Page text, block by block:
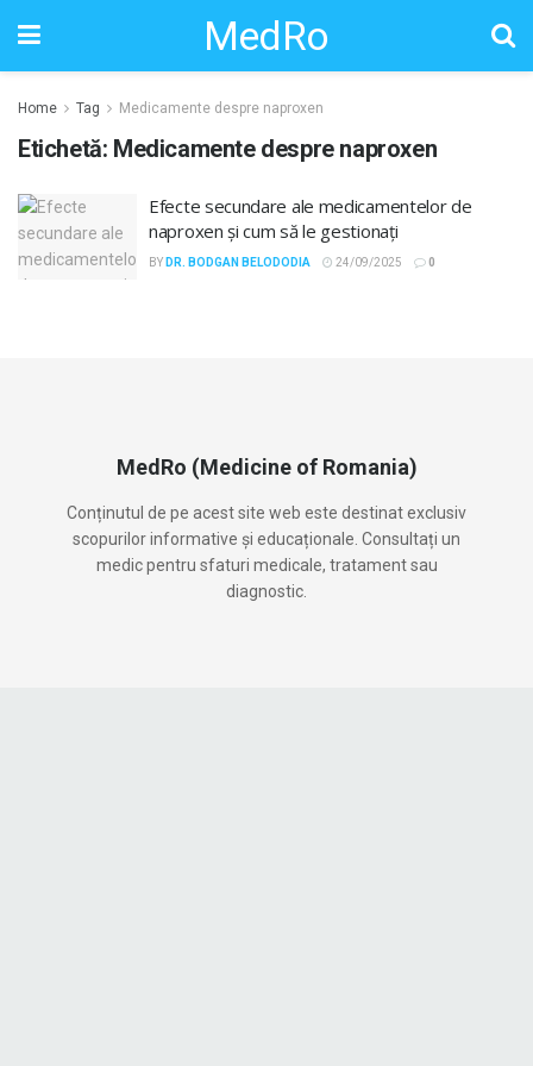
MedRo
Home Tag Medicamente despre naproxen
Etichetă: Medicamente despre naproxen
Efecte secundare ale medicamentelor de
naproxen și cum să le gestionați
BY DR. BODGAN BELODODIA 24/09/2025 0
MedRo (Medicine of Romania)
Conținutul de pe acest site web este destinat exclusiv
scopurilor informative și educaționale. Consultați un
medic pentru sfaturi medicale, tratament sau
diagnostic.